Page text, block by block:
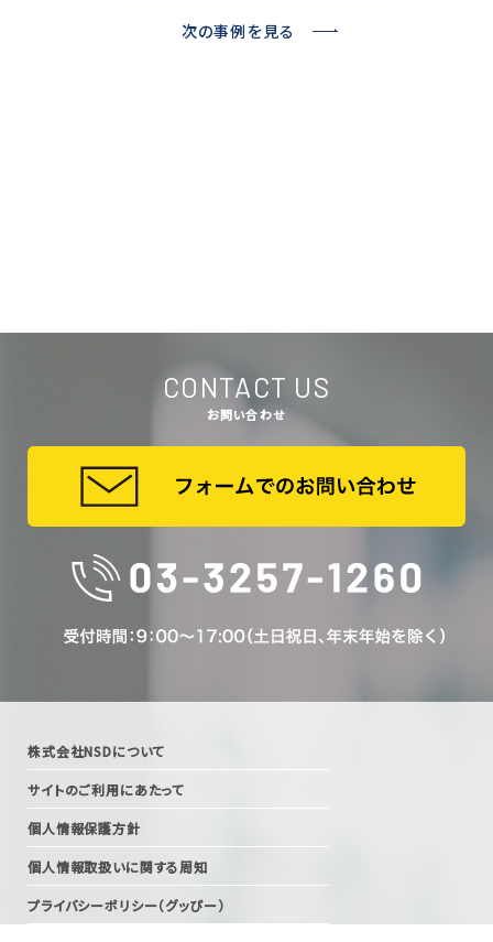
次の事例を見る
CONTACT US
お問い合わせ
株式会社NSDについて
サイトのご利用にあたって
個人情報保護方針
個人情報取扱いに関する周知
プライバシーポリシー（グッぴー）